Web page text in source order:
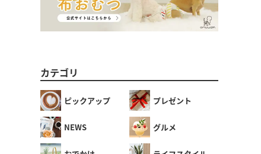
カテゴリ
ピックアップ プレゼント
NEWS グルメ